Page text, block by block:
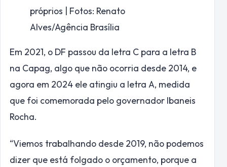
próprios | Fotos: Renato
Alves/Agência Brasília
Em 2021, o DF passou da letra C para a letra B
na Capag, algo que não ocorria desde 2014, e
agora em 2024 ele atingiu a letra A, medida
que foi comemorada pelo governador Ibaneis
Rocha.
“Viemos trabalhando desde 2019, não podemos
dizer que está folgado o orçamento, porque a